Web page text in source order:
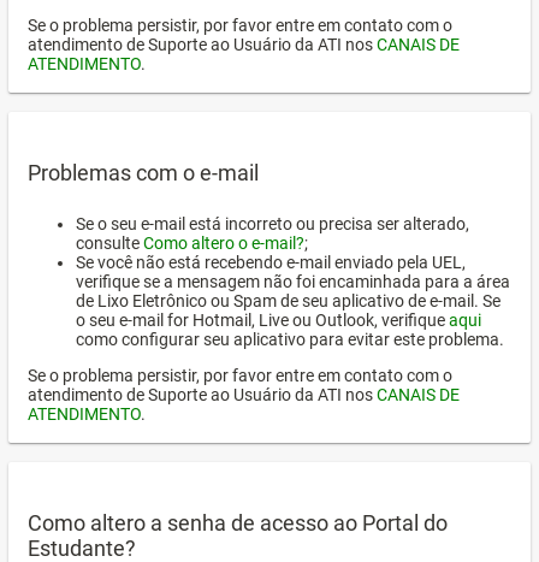
Se o problema persistir, por favor entre em contato com o
atendimento de Suporte ao Usuário da ATI nosCANAIS DE
ATENDIMENTO.
Problemas com o e-mail
Se o seu e-mail está incorreto ou precisa ser alterado,
consulteComo altero o e-mail?;
Se você não está recebendo e-mail enviado pela UEL,
verifique se a mensagem não foi encaminhada para a área
de Lixo Eletrônico ou Spam de seu aplicativo de e-mail. Se
o seu e-mail for Hotmail, Live ou Outlook, verifiqueaqui
como configurar seu aplicativo para evitar este problema.
Se o problema persistir, por favor entre em contato com o
atendimento de Suporte ao Usuário da ATI nosCANAIS DE
ATENDIMENTO.
Como altero a senha de acesso ao Portal do
Estudante?